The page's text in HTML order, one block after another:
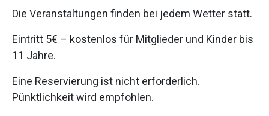
Die Veranstaltungen finden bei jedem Wetter statt.
Eintritt 5€ – kostenlos für Mitglieder und Kinder bis
11 Jahre.
Eine Reservierung ist nicht erforderlich.
Pünktlichkeit wird empfohlen.